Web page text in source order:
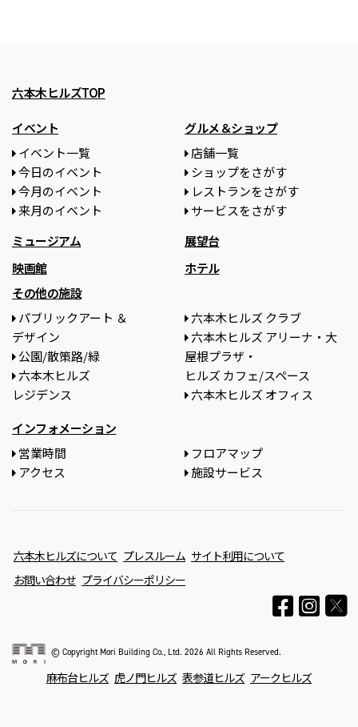
六本木ヒルズTOP
イベント
イベント一覧
今日のイベント
今月のイベント
来月のイベント
グルメ＆ショップ
店舗一覧
ショップをさがす
レストランをさがす
サービスをさがす
ミュージアム
映画館
展望台
ホテル
その他の施設
パブリックアート ＆
デザイン
公園/散策路/緑
六本木ヒルズ
レジデンス
六本木ヒルズ クラブ
六本木ヒルズ アリーナ・大
屋根プラザ・
ヒルズ カフェ/スペース
六本木ヒルズ オフィス
インフォメーション
営業時間
アクセス
フロアマップ
施設サービス
六本木ヒルズについて プレスルーム サイト利用について
お問い合わせ プライバシーポリシー
© Copyright Mori Building Co., Ltd. 2026 All Rights Reserved.
麻布台ヒルズ 虎ノ門ヒルズ 表参道ヒルズ アークヒルズ